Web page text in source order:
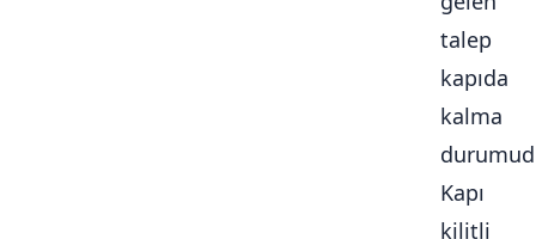
talep
kapıda
kalma
Kapı
kilitli